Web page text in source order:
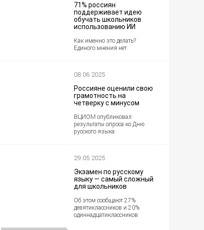
71% россиян
поддерживает идею
обучать школьников
использованию ИИ
Как именно это делать?
Единого мнения нет.
08.06.2025
Россияне оценили свою
грамотность на
четверку с минусом
ВЦИОМ опубликовал
результаты опроса ко Дню
русского языка.
29.05.2025
Экзамен по русскому
языку — самый сложный
для школьников
Об этом сообщают 27%
девятиклассников и 20%
одиннадцатиклассников.